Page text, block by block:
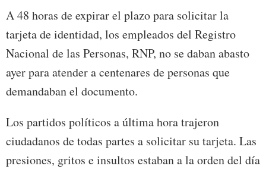
A 48 horas de expirar el plazo para solicitar la
tarjeta de identidad, los empleados del Registro
Nacional de las Personas, RNP, no se daban abasto
ayer para atender a centenares de personas que
demandaban el documento.
Los partidos políticos a última hora trajeron
ciudadanos de todas partes a solicitar su tarjeta. Las
presiones, gritos e insultos estaban a la orden del día